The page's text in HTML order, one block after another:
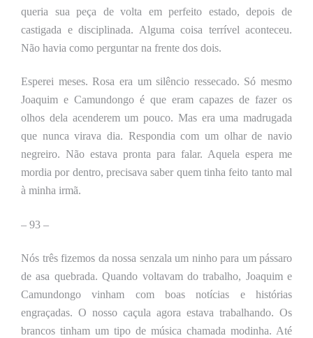
queria sua peça de volta em perfeito estado, depois de
castigada e disciplinada. Alguma coisa terrível aconteceu.
Não havia como perguntar na frente dos dois.
Esperei meses. Rosa era um silêncio ressecado. Só mesmo
Joaquim e Camundongo é que eram capazes de fazer os
olhos dela acenderem um pouco. Mas era uma madrugada
que nunca virava dia. Respondia com um olhar de navio
negreiro. Não estava pronta para falar. Aquela espera me
mordia por dentro, precisava saber quem tinha feito tanto mal
à minha irmã.
– 93 –
Nós três fizemos da nossa senzala um ninho para um pássaro
de asa quebrada. Quando voltavam do trabalho, Joaquim e
Camundongo vinham com boas notícias e histórias
engraçadas. O nosso caçula agora estava trabalhando. Os
brancos tinham um tipo de música chamada modinha. Até